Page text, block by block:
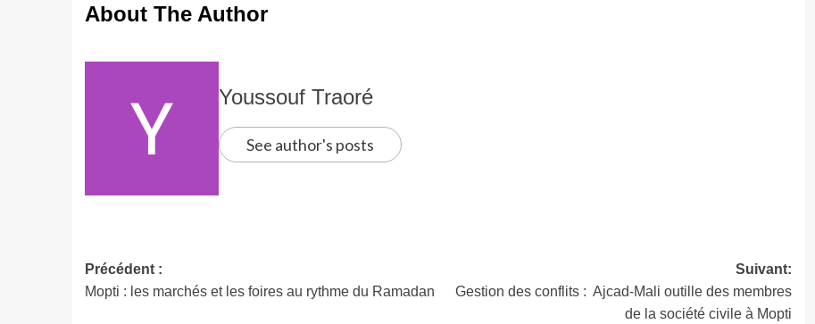
About The Author
Youssouf Traoré
See author's posts
Précédent :
Mopti : les marchés et les foires au rythme du Ramadan
Suivant:
Gestion des conflits : Ajcad-Mali outille des membres
de la société civile à Mopti